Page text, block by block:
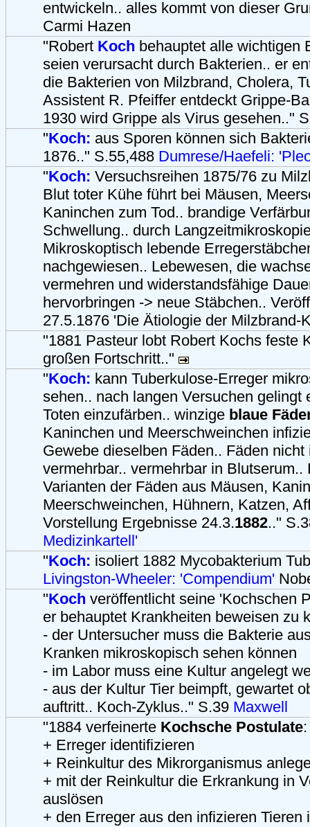
entwickeln.. alles kommt von dieser
Carmi Hazen
"Robert Koch behauptet alle wichtigen
seien verursacht durch Bakterien.. er
die Bakterien von Milzbrand, Cholera,
Assistent R. Pfeiffer entdeckt Grippe-
1930 wird Grippe als Virus gesehen.."
"Koch: aus Sporen können sich
1876.." S.55,488 Dumrese/Haefeli:
"Koch: Versuchsreihen 1875/76 zu
Blut toter Kühe führt bei Mäusen,
Kaninchen zum Tod.. brandige
Schwellung.. durch
Mikroskoptisch lebende
nachgewiesen.. Lebewesen, die
vermehren und widerstandsfähige
hervorbringen -> neue Stäbchen..
27.5.1876 'Die Ätiologie der Milzbrand-
"1881 Pasteur lobt Robert Kochs feste
großen Fortschritt.."
"Koch: kann Tuberkulose-Erreger
sehen.. nach langen Versuchen gelingt
Toten einzufärben.. winzige blaue
Kaninchen und Meerschweinchen
Gewebe dieselben Fäden.. Fäden
vermehrbar.. vermehrbar in Blutserum..
Varianten der Fäden aus Mäusen,
Meerschweinchen, Hühnern, Katzen,
Vorstellung Ergebnisse 24.3.1882.."
Medizinkartell'
"Koch: isoliert 1882 Mycobakterium
Livingston-Wheeler: 'Compendium'
"Koch veröffentlicht seine 'Kochschen
er behauptet Krankheiten beweisen zu
- der Untersucher muss die Bakterie
Kranken mikroskopisch sehen können
- im Labor muss eine Kultur angelegt
- aus der Kultur Tier beimpft, gewartet
auftritt.. Koch-Zyklus.." S.39 Maxwell
"1884 verfeinerte Kochsche Postulate:
+ Erreger identifizieren
+ Reinkultur des Mikrorganismus
+ mit der Reinkultur die Erkrankung in
auslösen
+ den Erreger aus den infizieren Tieren